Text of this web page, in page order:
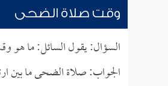
وقت صلاة الضحى
السؤال: يقول السائل: ما هو
الجواب: صلاة الضحى ما بين